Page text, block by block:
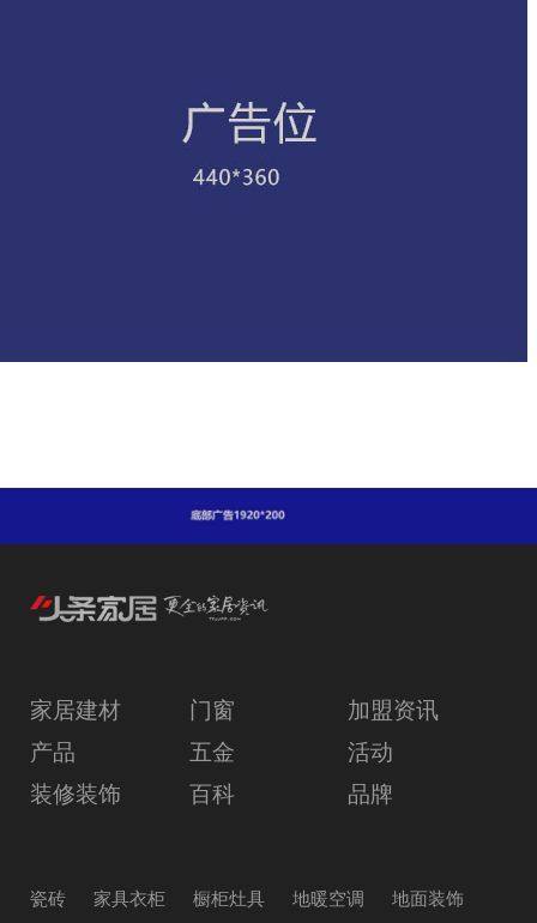
家居建材 门窗
加盟资讯
产品
五金
活动
装修装饰
百科 品牌
瓷砖 家具衣柜 橱柜灶具 地暖空调 地面装饰